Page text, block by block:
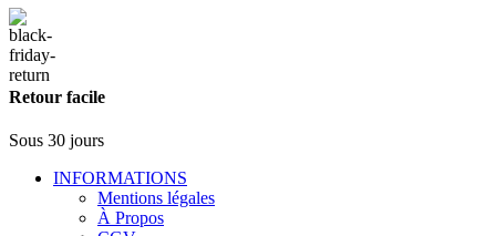
Retour facile
Sous 30 jours
INFORMATIONS
Mentions légales
À Propos